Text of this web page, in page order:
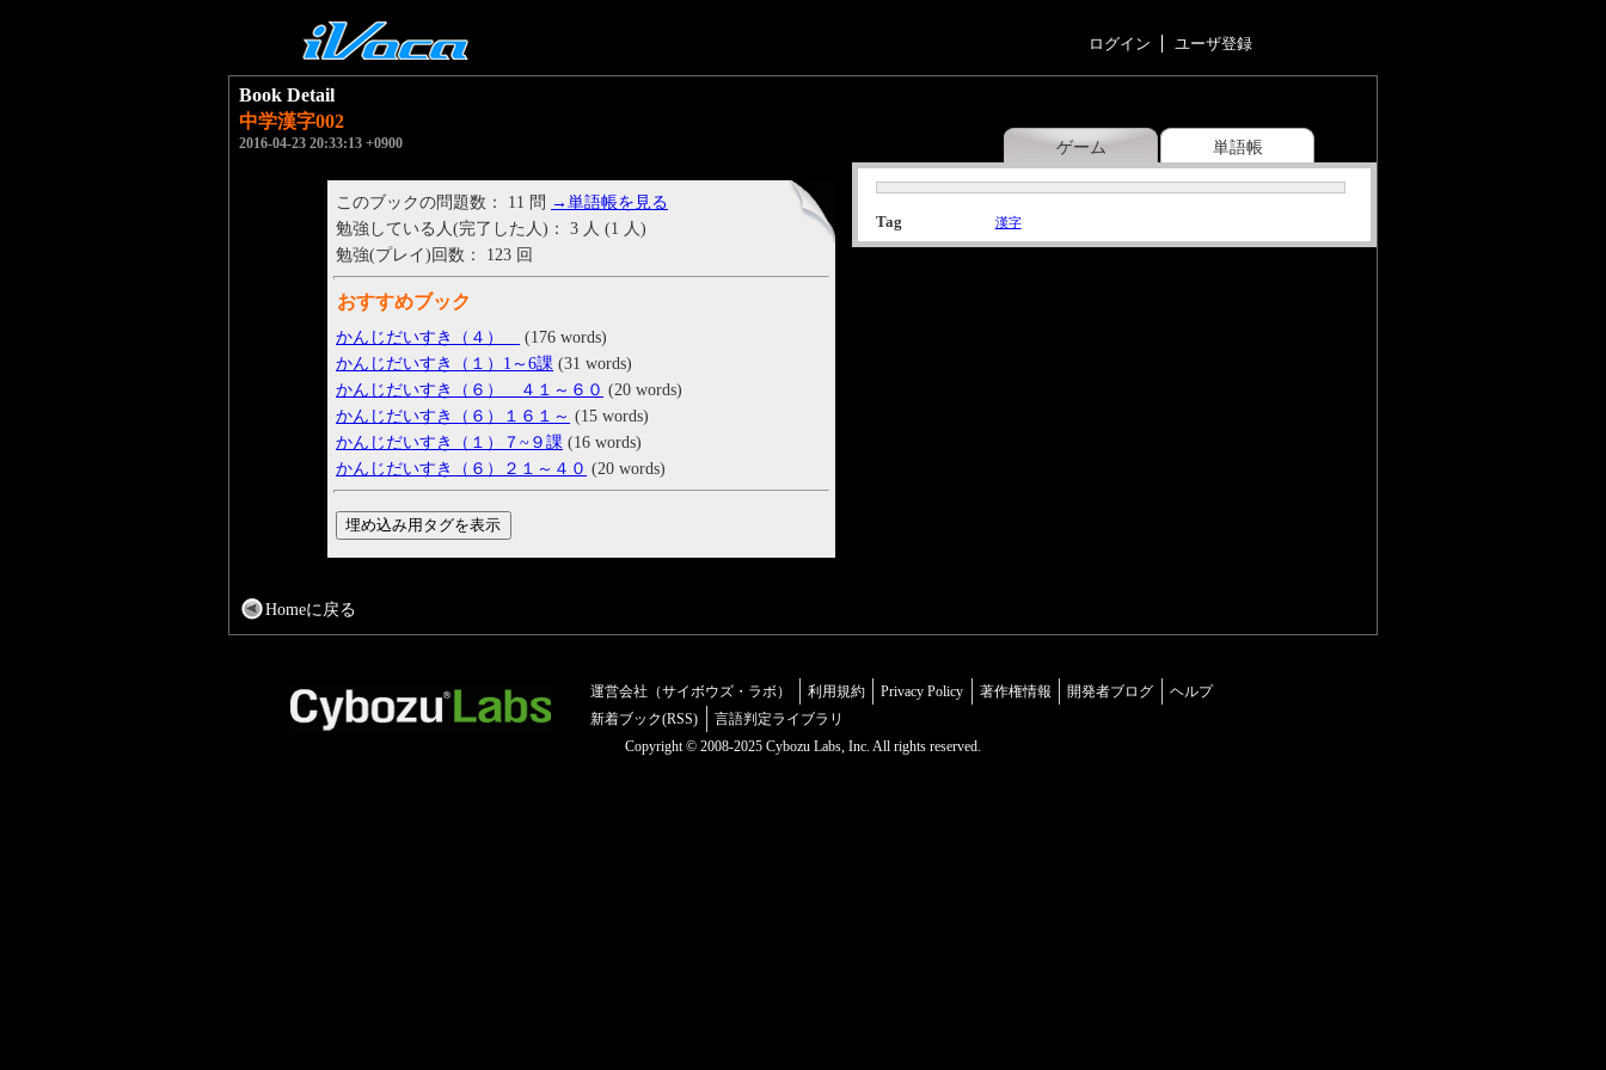
ログイン ユーザ登録
ゲーム 単語帳
Book Detail
中学漢字002
2016-04-23 20:33:13 +0900
Tag 漢字
このブックの問題数： 11 問 →単語帳を見る
勉強している人(完了した人)： 3 人 (1 人)
勉強(プレイ)回数： 123 回
おすすめブック
かんじだいすき（４）
(176 words)
かんじだいすき（１）1～6課 (31 words)
かんじだいすき（６） ４１～６０ (20 words)
かんじだいすき（６）１６１～ (15 words)
かんじだいすき（１）７~９課 (16 words)
かんじだいすき（６）２１～４０ (20 words)
Homeに戻る
運営会社（サイボウズ・ラボ） 利用規約 Privacy Policy 著作権情報 開発者ブログ
ヘルプ
新着ブック(RSS)
言語判定ライブラリ
Copyright © 2008-2025 Cybozu Labs, Inc. All rights reserved.